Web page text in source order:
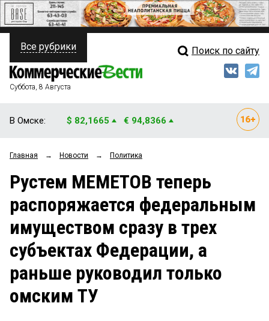
ПОЛИТИКА
ФИНАНСЫ
ОБЩЕСТВО
ЗАКОН
НОВОСТИ КОМПАНИЙ
ПРОИСШЕСТВИЯ
СТИЛЬ ЖИЗНИ
Свежий выпуск
Рейтинги
Блоги
Архив
Все рубрики Поиск по сайту
Суббота, 8 Августа
В Омске: $ 82,1665 € 94,8366
Главная → Новости → Политика
Рустем МЕМЕТОВ теперь
распоряжается федеральным
имуществом сразу в трех
субъектах Федерации, а
раньше руководил только
омским ТУ